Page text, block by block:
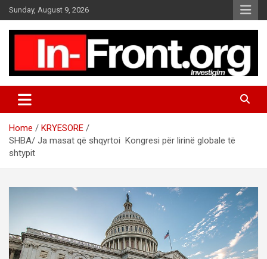
k
Sunday, August 9, 2026
Home
KRYESORE
SHBA/ Ja masat që shqyrtoi Kongresi për lirinë globale të
shtypit